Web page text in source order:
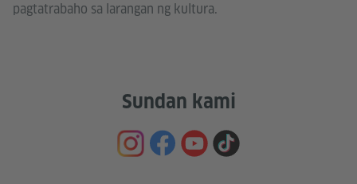
pagtatrabaho sa larangan ng kultura.
Sundan kami